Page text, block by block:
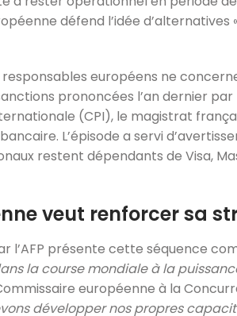
défend l’idée d’alternatives
européens ne
prononcées l’an dernier par
(CPI), le magistrat
L’épisode a servi
restent dépendants de Visa,
veut renforcer sa
l’AFP présente cette séquence
la course mondiale à la
européenne à la
développer nos propres